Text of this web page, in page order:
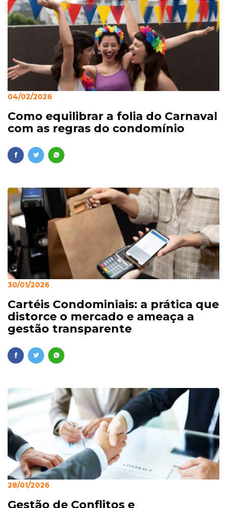
04/02/2026
Como equilibrar a folia do Carnaval
com as regras do condomínio
30/01/2026
Cartéis Condominiais: a prática que
distorce o mercado e ameaça a
gestão transparente
28/01/2026
Gestão de Conflitos e